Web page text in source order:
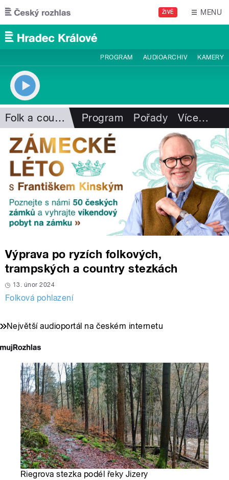
Přejít k hlavnímu obsahu
ŽIVĚ MENU
PROGRAM AUDIOARCHIV KAMERY
Folk a country Program Pořady Více…
Výprava po ryzích folkových,
trampských a country stezkách
13. únor 2024
Folková pohlazení
Největší audioportál na českém internetu
Riegrova stezka podél řeky Jizery